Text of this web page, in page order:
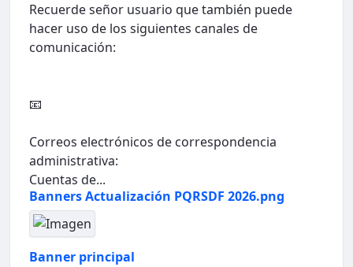
Recuerde señor usuario que también puede
hacer uso de los siguientes canales de
comunicación:
📧
Correos electrónicos de correspondencia
administrativa:
Cuentas de...
Banners Actualización PQRSDF 2026.png
Banner principal